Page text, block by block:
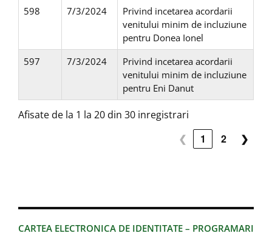
CARTEA ELECTRONICA DE IDENTITATE – PROGRAMARI
598
7/3/2024
Privind incetarea acordarii
venitului minim de incluziune
pentru Donea Ionel
597
7/3/2024
Privind incetarea acordarii
venitului minim de incluziune
pentru Eni Danut
Afisate de la 1 la 20 din 30 inregistrari
❮ 1 2 ❯